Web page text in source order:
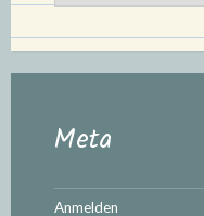
Meta
Anmelden